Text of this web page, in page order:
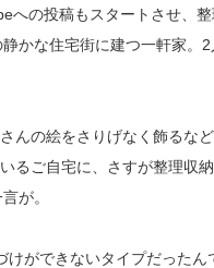
への投稿もスタートさせ、
かな住宅街に建つ一軒家。
んの絵をさりげなく飾るな
るご自宅に、さすが整理収
が。
けができないタイプだったん